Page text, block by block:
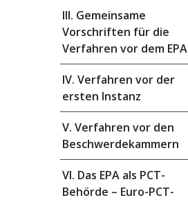
III. Gemeinsame
Vorschriften für die
Verfahren vor dem EPA
IV. Verfahren vor der
ersten Instanz
V. Verfahren vor den
Beschwerdekammern
VI. Das EPA als PCT-
Behörde – Euro-PCT-